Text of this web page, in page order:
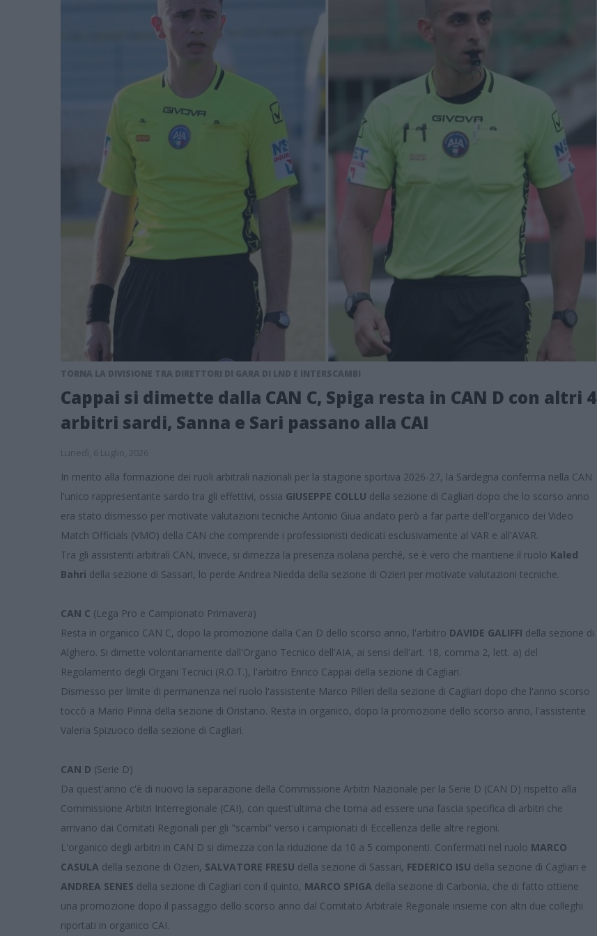
TORNA LA DIVISIONE TRA DIRETTORI DI GARA DI LND E INTERSCAMBI
Cappai si dimette dalla CAN C, Spiga resta in CAN D con altri 4
arbitri sardi, Sanna e Sari passano alla CAI
Lunedì, 6 Luglio, 2026
In merito alla formazione dei ruoli arbitrali nazionali per la stagione sportiva 2026-27, la Sardegna conferma nella CAN
l'unico rappresentante sardo tra gli effettivi, ossia GIUSEPPE COLLU della sezione di Cagliari dopo che lo scorso anno
era stato dismesso per motivate valutazioni tecniche Antonio Giua andato però a far parte dell'organico dei Video
Match Officials (VMO) della CAN che comprende i professionisti dedicati esclusivamente al VAR e all'AVAR.
Tra gli assistenti arbitrali CAN, invece, si dimezza la presenza isolana perché, se è vero che mantiene il ruolo Kaled
Bahri della sezione di Sassari, lo perde Andrea Niedda della sezione di Ozieri per motivate valutazioni tecniche.
CAN C (Lega Pro e Campionato Primavera)
Resta in organico CAN C, dopo la promozione dalla Can D dello scorso anno, l'arbitro DAVIDE GALIFFI della sezione di
Alghero. Si dimette volontariamente dall'Organo Tecnico dell'AIA, ai sensi dell'art. 18, comma 2, lett. a) del
Regolamento degli Organi Tecnici (R.O.T.), l'arbitro Enrico Cappai della sezione di Cagliari.
Dismesso per limite di permanenza nel ruolo l'assistente Marco Pilleri della sezione di Cagliari dopo che l'anno scorso
toccò a Mario Pinna della sezione di Oristano. Resta in organico, dopo la promozione dello scorso anno, l'assistente
Valeria Spizuoco della sezione di Cagliari.
CAN D (Serie D)
Da quest'anno c'è di nuovo la separazione della Commissione Arbitri Nazionale per la Serie D (CAN D) rispetto alla
Commissione Arbitri Interregionale (CAI), con quest'ultima che torna ad essere una fascia specifica di arbitri che
arrivano dai Comitati Regionali per gli "scambi" verso i campionati di Eccellenza delle altre regioni.
L'organico degli arbitri in CAN D si dimezza con la riduzione da 10 a 5 componenti. Confermati nel ruolo MARCO
CASULA della sezione di Ozieri, SALVATORE FRESU della sezione di Sassari, FEDERICO ISU della sezione di Cagliari e
ANDREA SENES della sezione di Cagliari con il quinto, MARCO SPIGA della sezione di Carbonia, che di fatto ottiene
una promozione dopo il passaggio dello scorso anno dal Comitato Arbitrale Regionale insieme con altri due colleghi
riportati in organico CAI.